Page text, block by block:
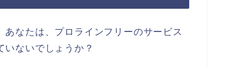
なたは、プロラインフリーのサービス
いないでしょうか？